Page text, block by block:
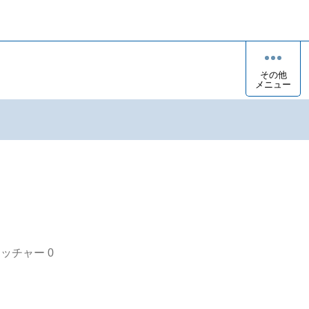
その他
メニュー
チャー 0